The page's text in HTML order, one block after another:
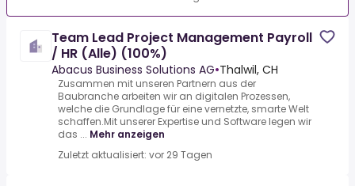
Team Lead Project Management Payroll
/ HR (Alle) (100%)
Abacus Business Solutions AG•Thalwil, CH
Zusammen mit unseren Partnern aus der
Baubranche arbeiten wir an digitalen Prozessen,
welche die Grundlage für eine vernetzte, smarte Welt
schaffen.Mit unserer Expertise und Software legen wir
das ... Mehr anzeigen
Zuletzt aktualisiert: vor 29 Tagen